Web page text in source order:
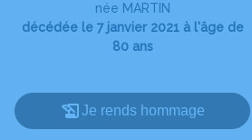
née MARTIN
décédée le 7 janvier 2021 à l'âge de
80 ans
Je rends hommage